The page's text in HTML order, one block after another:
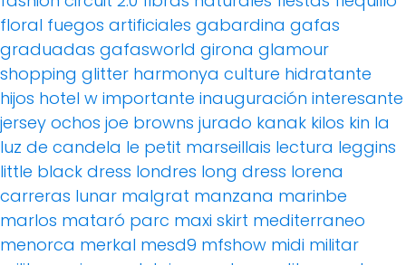
floral fuegos artificiales gabardina gafas
graduadas gafasworld girona glamour
shopping glitter harmonya culture hidratante
hijos hotel w importante inauguración interesante
jersey ochos joe browns jurado kanak kilos kin la
luz de candela le petit marseillais lectura leggins
little black dress londres long dress lorena
carreras lunar malgrat manzana marinbe
marlos mataró parc maxi skirt mediterraneo
menorca merkal mesd9 mfshow midi militar